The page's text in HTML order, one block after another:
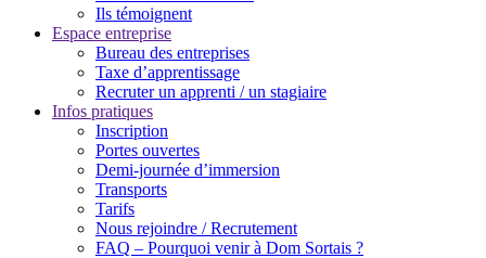
Ils témoignent
Espace entreprise
Bureau des entreprises
Taxe d’apprentissage
Recruter un apprenti / un stagiaire
Infos pratiques
Inscription
Portes ouvertes
Demi-journée d’immersion
Transports
Tarifs
Nous rejoindre / Recrutement
FAQ – Pourquoi venir à Dom Sortais ?